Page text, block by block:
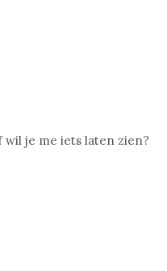
wil je me iets laten zien?